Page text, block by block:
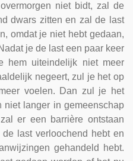
niet bidt, zal de
dwars zitten en zal de last
omdat je niet hebt gedaan,
je de last een paar keer
hem uiteindelijk niet meer
negeert, zul je het op
voelen. Dan zul je het
niet langer in gemeenschap
er een barrière ontstaan
last verloochend hebt en
gehandeld hebt.